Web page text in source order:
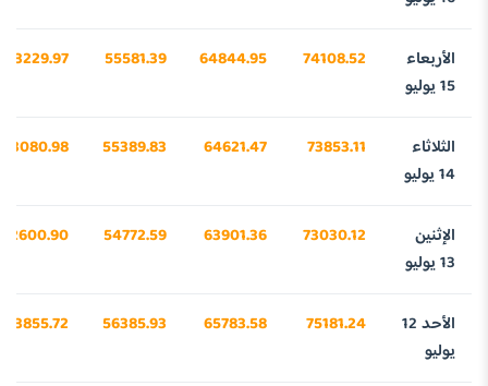
الأربعاء
15 يوليو
74108.52
64844.95
55581.39
43229.97
الثلاثاء
14 يوليو
73853.11
64621.47
55389.83
43080.98
الإثنين
13 يوليو
73030.12
63901.36
54772.59
42600.90
الأحد 12
يوليو
75181.24
65783.58
56385.93
43855.72